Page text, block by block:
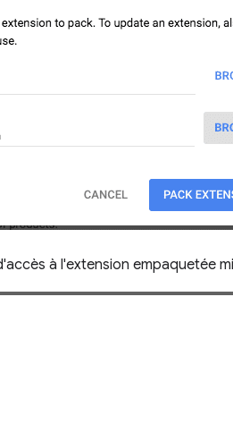
à l'extension empaquetée